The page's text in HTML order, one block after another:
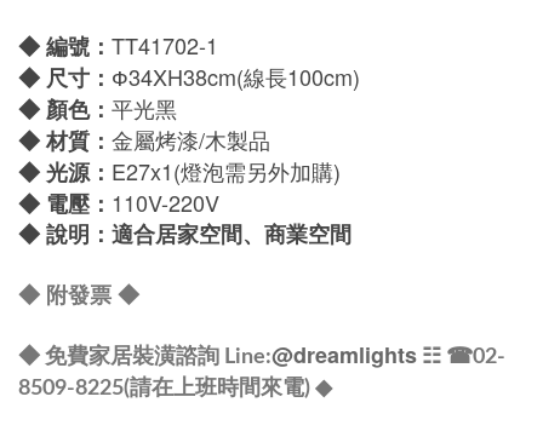
◆ 編號： TT41702-1
◆ 尺寸： Ф34XH38cm(線長100cm)
◆ 顏色： 平光黑
◆材質： 金屬烤漆/木製品
◆光源： E27x1(燈泡需另外加購)
◆ 電壓： 110V-220V
◆說明：適合居家空間、商業空間
◆ 附發票◆
◆ 免費家居裝潢諮詢 Line:@dreamlights ☷ ☎02-
8509-8225(請在上班時間來電) ◆